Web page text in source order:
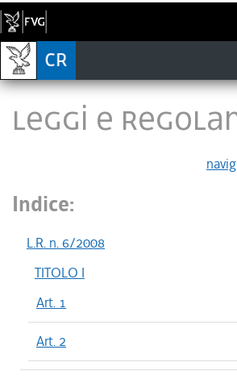
LEGGI E
Indice:
L.R. n. 6/2008
TITOLO I
Art. 1
Art. 2